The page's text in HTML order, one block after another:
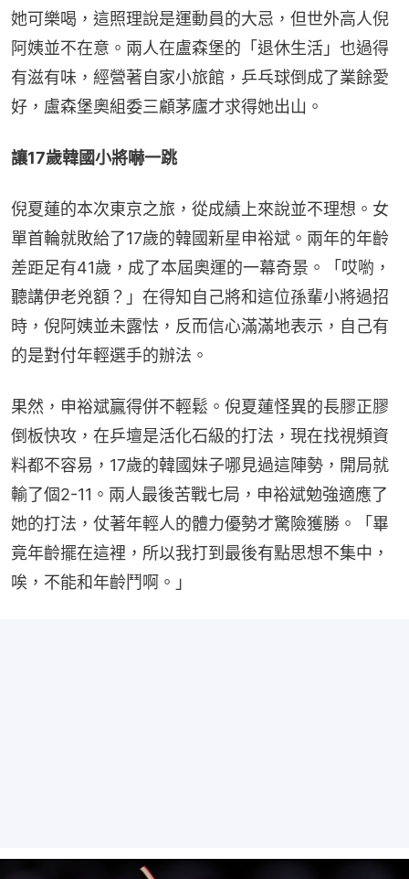
她可樂喝，這照理說是運動員的大忌，但世外高人倪
阿姨並不在意。兩人在盧森堡的「退休生活」也過得
有滋有味，經營著自家小旅館，乒乓球倒成了業餘愛
好，盧森堡奧組委三顧茅廬才求得她出山。
讓17歲韓國小將嚇一跳
倪夏蓮的本次東京之旅，從成績上來說並不理想。女
單首輪就敗給了17歲的韓國新星申裕斌。兩年的年齡
差距足有41歲，成了本屆奧運的一幕奇景。「哎喲，
聽講伊老兇額？」在得知自己將和這位孫輩小將過招
時，倪阿姨並未露怯，反而信心滿滿地表示，自己有
的是對付年輕選手的辦法。
果然，申裕斌贏得併不輕鬆。倪夏蓮怪異的長膠正膠
倒板快攻，在乒壇是活化石級的打法，現在找視頻資
料都不容易，17歲的韓國妹子哪見過這陣勢，開局就
輸了個2-11。兩人最後苦戰七局，申裕斌勉強適應了
她的打法，仗著年輕人的體力優勢才驚險獲勝。「畢
竟年齡擺在這裡，所以我打到最後有點思想不集中，
唉，不能和年齡鬥啊。」